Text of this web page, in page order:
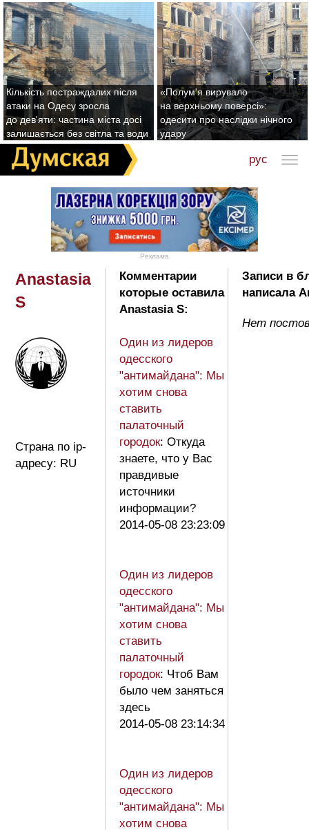
Кількість постраждалих після
атаки на Одесу зросла
до дев'яти: частина міста досі
залишається без світла та води
«Полум'я вирувало
на верхньому поверсі»:
одесити про наслідки нічного
удару
рус
Реклама
Anastasia
S
Страна по ip-
адресу: RU
Комментарии
которые оставила
Anastasia S:
Один из лидеров
одесского
"антимайдана": Мы
хотим снова
ставить
палаточный
городок: Откуда
знаете, что у Вас
правдивые
источники
информации?
2014-05-08 23:23:09
Один из лидеров
одесского
"антимайдана": Мы
хотим снова
ставить
палаточный
городок: Чтоб Вам
было чем заняться
здесь
2014-05-08 23:14:34
Один из лидеров
одесского
"антимайдана": Мы
хотим снова
Записи в
написала
Нет